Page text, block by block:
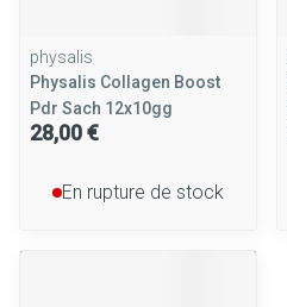
physalis
Physalis Collagen Boost
Pdr Sach 12x10gg
28,00 €
En rupture de stock